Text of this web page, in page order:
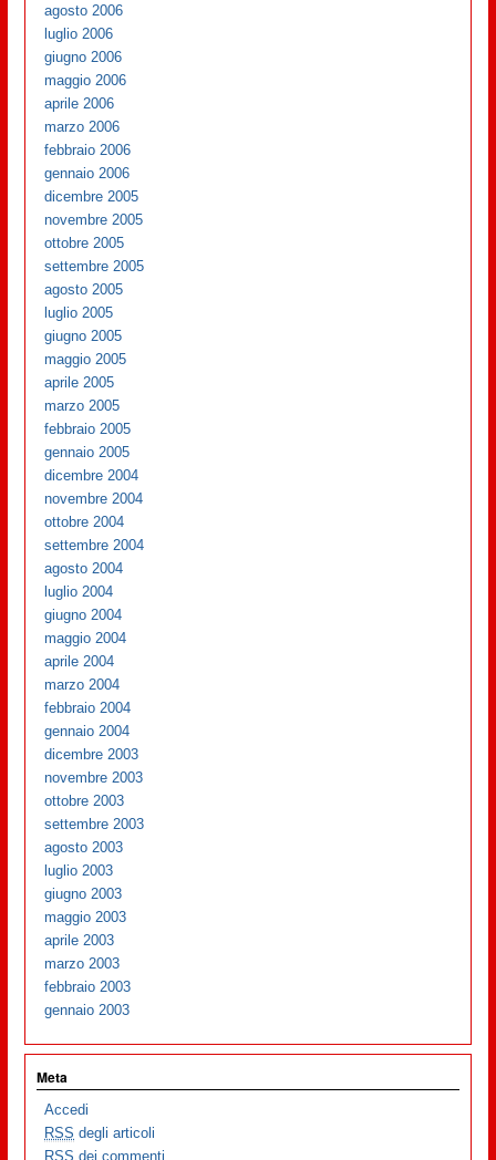
agosto 2006
luglio 2006
giugno 2006
maggio 2006
aprile 2006
marzo 2006
febbraio 2006
gennaio 2006
dicembre 2005
novembre 2005
ottobre 2005
settembre 2005
agosto 2005
luglio 2005
giugno 2005
maggio 2005
aprile 2005
marzo 2005
febbraio 2005
gennaio 2005
dicembre 2004
novembre 2004
ottobre 2004
settembre 2004
agosto 2004
luglio 2004
giugno 2004
maggio 2004
aprile 2004
marzo 2004
febbraio 2004
gennaio 2004
dicembre 2003
novembre 2003
ottobre 2003
settembre 2003
agosto 2003
luglio 2003
giugno 2003
maggio 2003
aprile 2003
marzo 2003
febbraio 2003
gennaio 2003
Meta
Accedi
RSS degli articoli
RSS dei commenti